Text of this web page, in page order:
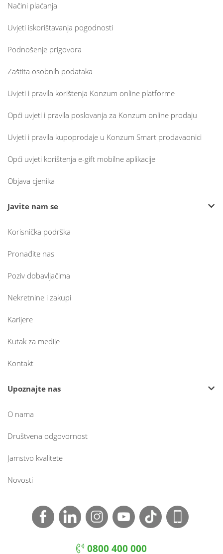
Načini plaćanja
Uvjeti iskorištavanja pogodnosti
Podnošenje prigovora
Zaštita osobnih podataka
Uvjeti i pravila korištenja Konzum online platforme
Opći uvjeti i pravila poslovanja za Konzum online prodaju
Uvjeti i pravila kupoprodaje u Konzum Smart prodavaonici
Opći uvjeti korištenja e-gift mobilne aplikacije
Objava cjenika
Javite nam se
Korisnička podrška
Pronađite nas
Poziv dobavljačima
Nekretnine i zakupi
Karijere
Kutak za medije
Kontakt
Upoznajte nas
O nama
Društvena odgovornost
Jamstvo kvalitete
Novosti
0800 400 000